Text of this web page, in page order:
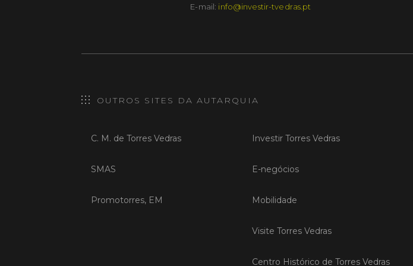
E-mail: info@investir-tvedras.pt
OUTROS SITES DA AUTARQUIA
C. M. de Torres Vedras
SMAS
Promotorres, EM
Investir Torres Vedras
E-negócios
Mobilidade
Visite Torres Vedras
Centro Histórico de Torres Vedras